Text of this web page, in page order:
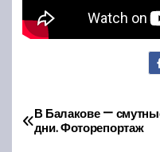
Н
а
В Балакове —
дни. Фоторепортаж